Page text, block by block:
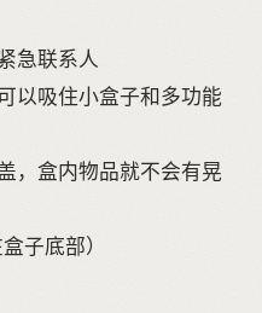
急联系人
以吸住小盒子和多功能
，盒内物品就不会有晃
子底部）